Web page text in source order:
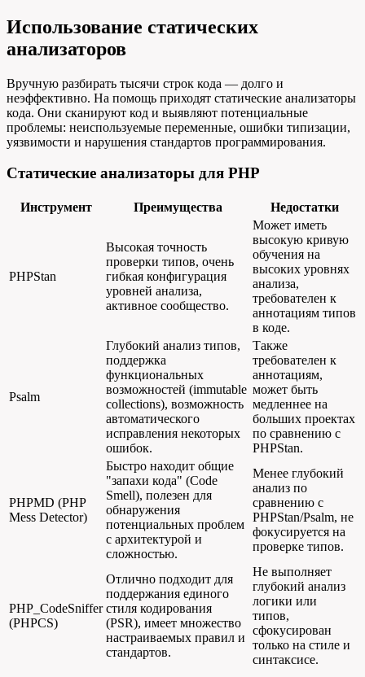
Использование статических
анализаторов
Вручную разбирать тысячи строк кода — долго и
неэффективно. На помощь приходят статические анализаторы
кода. Они сканируют код и выявляют потенциальные
проблемы: неиспользуемые переменные, ошибки типизации,
уязвимости и нарушения стандартов программирования.
Статические анализаторы для PHP
Инструмент Преимущества Недостатки
PHPStan
Высокая точность
проверки типов, очень
гибкая конфигурация
уровней анализа,
активное сообщество.
Может иметь
высокую кривую
обучения на
высоких уровнях
анализа,
требователен к
аннотациям типов
в коде.
Psalm
Глубокий анализ типов,
поддержка
функциональных
возможностей (immutable
collections), возможность
автоматического
исправления некоторых
ошибок.
Также
требователен к
аннотациям,
может быть
медленнее на
больших проектах
по сравнению с
PHPStan.
PHPMD (PHP
Mess Detector)
Быстро находит общие
"запахи кода" (Code
Smell), полезен для
обнаружения
потенциальных проблем
с архитектурой и
сложностью.
Менее глубокий
анализ по
сравнению с
PHPStan/Psalm, не
фокусируется на
проверке типов.
PHP_CodeSniffer
(PHPCS)
Отлично подходит для
поддержания единого
стиля кодирования
(PSR), имеет множество
настраиваемых правил и
стандартов.
Не выполняет
глубокий анализ
логики или
типов,
сфокусирован
только на стиле и
синтаксисе.